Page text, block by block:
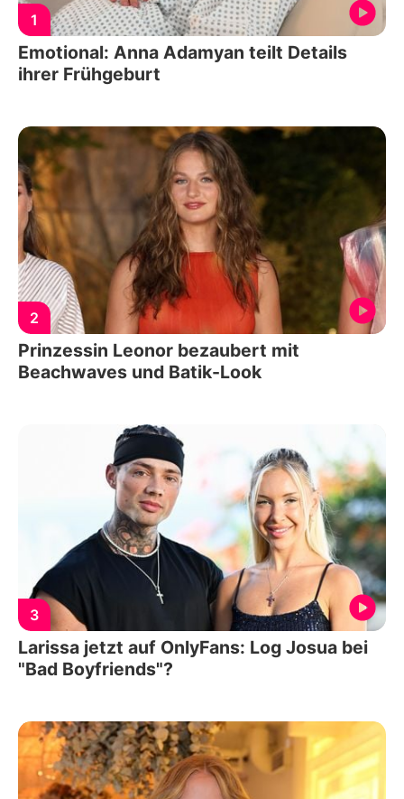
1
Emotional: Anna Adamyan teilt Details
ihrer Frühgeburt
2
Prinzessin Leonor bezaubert mit
Beachwaves und Batik-Look
3
Larissa jetzt auf OnlyFans: Log Josua bei
"Bad Boyfriends"?